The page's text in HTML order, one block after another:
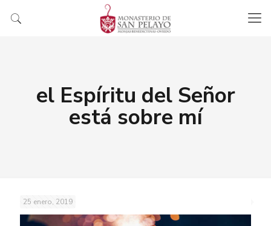
el Espíritu del Señor
está sobre mí
25 enero, 2019